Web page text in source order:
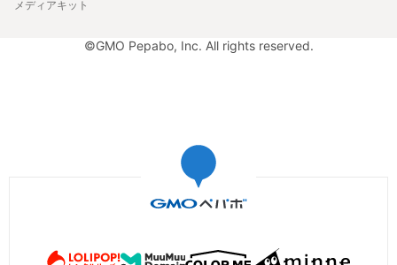
メディアキット
©GMO Pepabo, Inc. All rights reserved.